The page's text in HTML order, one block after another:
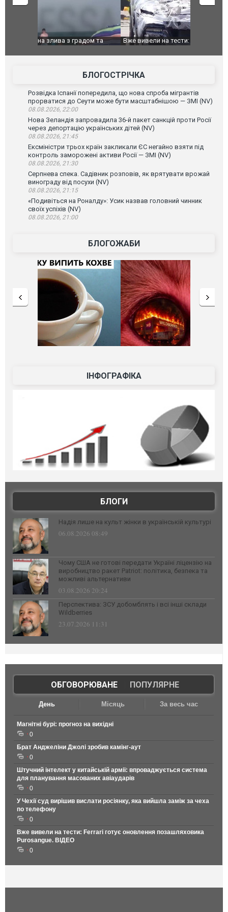
Вже вивели на тести: Ferrari готує оновлення
Вийшов
фільму
БЛОГОСТРІЧКА
Розвідка Іспанії попередила, що нова спроба мігрантів
прорватися до Сеути може бути масштабнішою — ЗМІ (NV)
08.08.2026, 22:00
Нова Зеландія запровадила 36-й пакет санкцій проти Росії
через депортацію українських дітей (NV)
08.08.2026, 21:45
Ексміністри трьох країн закликали ЄС негайно взяти під
контроль заморожені активи Росії — ЗМІ (NV)
08.08.2026, 21:30
Серпнева спека. Садівник розповів, як врятувати врожай
винограду від посухи (NV)
08.08.2026, 21:15
«Подивіться на Роналду»: Усик назвав головний чинник
своїх успіхів (NV)
08.08.2026, 21:00
БЛОГОЖАБИ
ІНФОГРАФІКА
БЛОГИ
Надія лише на культ жінки в українській культурі
06.08.2026 08:49
Чому США не готові передати Україні ліцензію на
виробництво ракет Patriot: політика, безпека та
можливі альтернативи
03.08.2026 20:24
Перспектива: ЗСУ добомблять і всі інші склади
Wildberries
23.07.2026 11:31
ОБГОВОРЮВАНЕ| ПОПУЛЯРНЕ
День Місяць За весь час
Магнітні бурі: прогноз на вихідні
0
Брат Анджеліни Джолі зробив камінг-аут
0
Штучний інтелект у китайській армії: впроваджується система
для планування масованих авіаударів
0
У Чехії суд вирішив вислати росіянку, яка вийшла заміж за чеха
по телефону
0
Вже вивели на тести: Ferrari готує оновлення позашляховика
Purosangue. ВІДЕО
0